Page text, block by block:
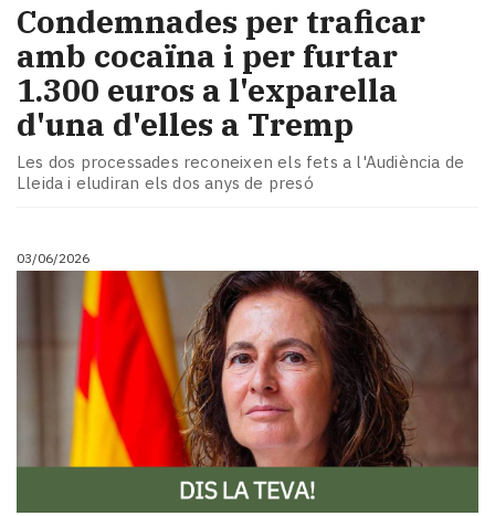
​Condemnades per traficar
amb cocaïna i per furtar
1.300 euros a l'exparella
d'una d'elles a Tremp
Les dos processades reconeixen els fets a l'Audiència de
Lleida i eludiran els dos anys de presó
03/06/2026